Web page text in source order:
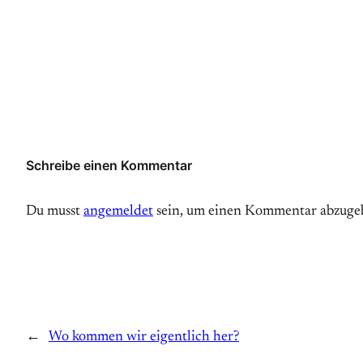
Schreibe einen Kommentar
Du musst angemeldet sein, um einen Kommentar
← Wo kommen wir eigentlich her?